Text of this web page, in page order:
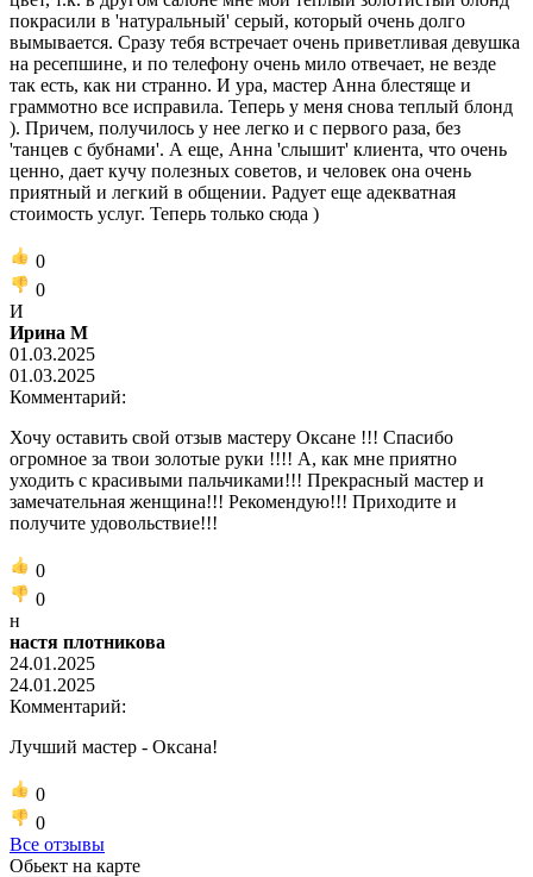
покрасили в 'натуральный' серый, который очень долго
вымывается. Сразу тебя встречает очень приветливая девушка
на ресепшине, и по телефону очень мило отвечает, не везде
так есть, как ни странно. И ура, мастер Анна блестяще и
граммотно все исправила. Теперь у меня снова теплый блонд
). Причем, получилось у нее легко и с первого раза, без
'танцев с бубнами'. А еще, Анна 'слышит' клиента, что очень
ценно, дает кучу полезных советов, и человек она очень
приятный и легкий в общении. Радует еще адекватная
стоимость услуг. Теперь только сюда )
0
0
И
Ирина М
01.03.2025
01.03.2025
Комментарий:
Хочу оставить свой отзыв мастеру Оксане !!! Спасибо
огромное за твои золотые руки !!!! А, как мне приятно
уходить с красивыми пальчиками!!! Прекрасный мастер и
замечательная женщина!!! Рекомендую!!! Приходите и
получите удовольствие!!!
0
0
н
настя плотникова
24.01.2025
24.01.2025
Комментарий:
Лучший мастер - Оксана!
0
0
Все отзывы
Обьект на карте